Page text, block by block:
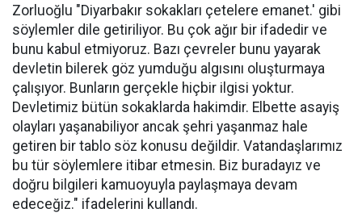
Zorluoğlu "Diyarbakır sokakları çetelere emanet.' gibi
söylemler dile getiriliyor. Bu çok ağır bir ifadedir ve
bunu kabul etmiyoruz. Bazı çevreler bunu yayarak
devletin bilerek göz yumduğu algısını oluşturmaya
çalışıyor. Bunların gerçekle hiçbir ilgisi yoktur.
Devletimiz bütün sokaklarda hakimdir. Elbette asayiş
olayları yaşanabiliyor ancak şehri yaşanmaz hale
getiren bir tablo söz konusu değildir. Vatandaşlarımız
bu tür söylemlere itibar etmesin. Biz buradayız ve
doğru bilgileri kamuoyuyla paylaşmaya devam
edeceğiz." ifadelerini kullandı.